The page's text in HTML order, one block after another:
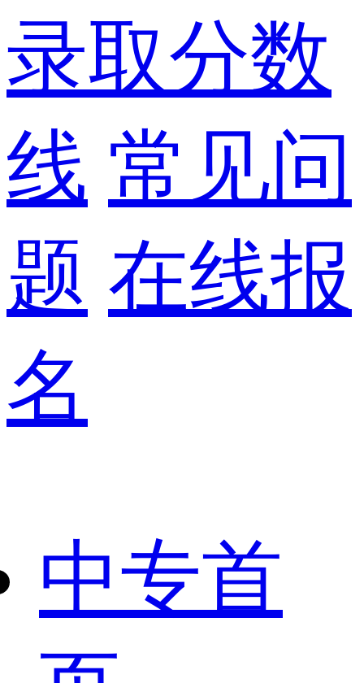
录取分数
线 常见问
题 在线报
名
中专首